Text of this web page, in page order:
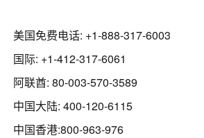
美国免费电话: +1-888-317-6003
国际: +1-412-317-6061
阿联酋: 80-003-570-3589
中国大陆: 400-120-6115
中国香港:800-963-976